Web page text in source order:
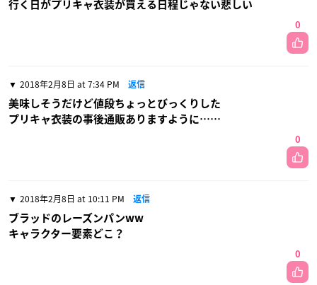
行く日がプリキャ衣装が買える日程じゃない悲しい
0
2018年2月8日 at 7:34 PM 返信
美味しそうだけど値段ちょっとびっくりした
プリキャ衣装の事後通販ありますように……
0
2018年2月8日 at 10:11 PM 返信
ブラッドのレーズンパンww
キャラクター要素どこ？
0